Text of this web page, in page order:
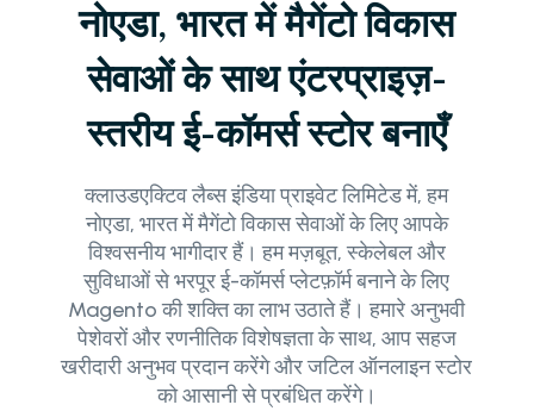
नोएडा, भारत में मैगेंटो विकास
सेवाओं के साथ एंटरप्राइज़-
स्तरीय ई-कॉमर्स स्टोर बनाएँ
क्लाउडएक्टिव लैब्स इंडिया प्राइवेट लिमिटेड में, हम
नोएडा, भारत में मैगेंटो विकास सेवाओं के लिए आपके
विश्वसनीय भागीदार हैं। हम मज़बूत, स्केलेबल और
सुविधाओं से भरपूर ई-कॉमर्स प्लेटफ़ॉर्म बनाने के लिए
Magento की शक्ति का लाभ उठाते हैं। हमारे अनुभवी
पेशेवरों और रणनीतिक विशेषज्ञता के साथ, आप सहज
खरीदारी अनुभव प्रदान करेंगे और जटिल ऑनलाइन स्टोर
को आसानी से प्रबंधित करेंगे।